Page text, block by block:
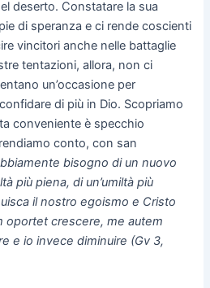
deserto. Constatare la sua
di speranza e ci rende coscienti
vincitori anche nelle battaglie
tentazioni, allora, non ci
un’occasione per
di più in Dio. Scopriamo
conveniente è specchio
conto, con san
bisogno di un nuovo
più piena, di un’umiltà più
il nostro egoismo e Cristo
oportet crescere, me autem
e io invece diminuire (Gv 3,